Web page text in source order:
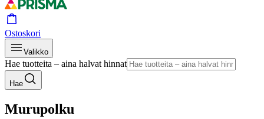
Ostoskori
Valikko
Hae tuotteita – aina halvat hinnat
Hae
Murupolku